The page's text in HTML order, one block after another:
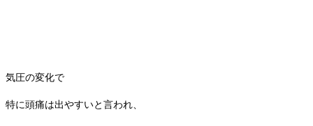
気圧の変化で
特に頭痛は出やすいと言われ、